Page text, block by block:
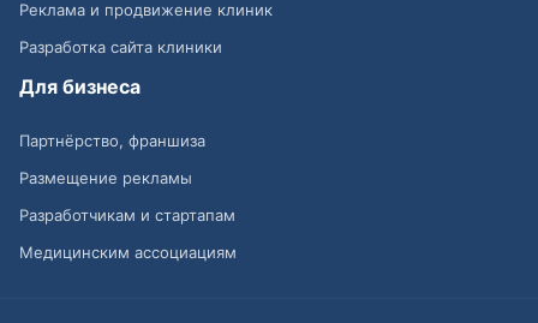
Реклама и продвижение клиник
Разработка сайта клиники
Для бизнеса
Партнёрство, франшиза
Размещение рекламы
Разработчикам и стартапам
Медицинским ассоциациям